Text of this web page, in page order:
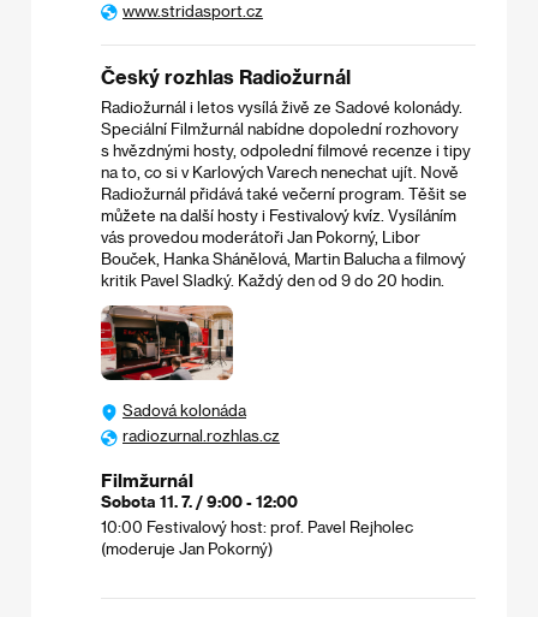
www.stridasport.cz
Český rozhlas Radiožurnál
Radiožurnál i letos vysílá živě ze Sadové kolonády.
Speciální Filmžurnál nabídne dopolední rozhovory
s hvězdnými hosty, odpolední filmové recenze i tipy
na to, co si v Karlových Varech nenechat ujít. Nově
Radiožurnál přidává také večerní program. Těšit se
můžete na další hosty i Festivalový kvíz. Vysíláním
vás provedou moderátoři Jan Pokorný, Libor
Bouček, Hanka Shánělová, Martin Balucha a filmový
kritik Pavel Sladký. Každý den od 9 do 20 hodin.
Sadová kolonáda
radiozurnal.rozhlas.cz
Filmžurnál
Sobota 11. 7. / 9:00 - 12:00
10:00 Festivalový host: prof. Pavel Rejholec
(moderuje Jan Pokorný)